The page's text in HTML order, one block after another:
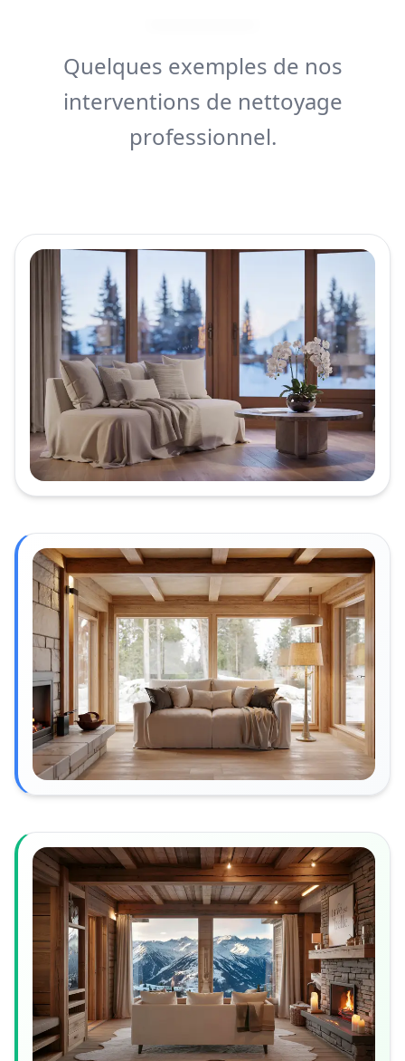
Quelques exemples de nos
interventions de nettoyage
professionnel.